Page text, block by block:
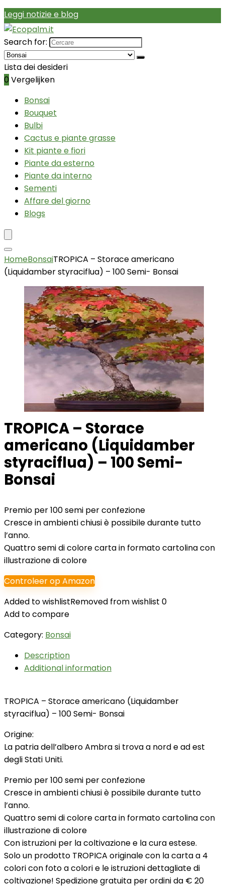
Leggi notizie e blog
Search for:
Lista dei desideri
0 Vergelijken
Bonsai
Bouquet
Bulbi
Cactus e piante grasse
Kit piante e fiori
Piante da esterno
Piante da interno
Sementi
Affare del giorno
Blogs
HomeBonsaiTROPICA – Storace americano
(Liquidamber styraciflua) – 100 Semi- Bonsai
TROPICA – Storace
americano (Liquidamber
styraciflua) – 100 Semi-
Bonsai
Premio per 100 semi per confezione
Cresce in ambienti chiusi è possibile durante tutto
l’anno.
Quattro semi di colore carta in formato cartolina con
illustrazione di colore
Controleer op Amazon
Added to wishlistRemoved from wishlist 0
Add to compare
Category: Bonsai
Description
Additional information
TROPICA – Storace americano (Liquidamber
styraciflua) – 100 Semi- Bonsai
Origine:
La patria dell’albero Ambra si trova a nord e ad est
degli Stati Uniti.
Premio per 100 semi per confezione
Cresce in ambienti chiusi è possibile durante tutto
l’anno.
Quattro semi di colore carta in formato cartolina con
illustrazione di colore
Con istruzioni per la coltivazione e la cura estese.
Solo un prodotto TROPICA originale con la carta a 4
colori con foto a colori e le istruzioni dettagliate di
coltivazione! Spedizione gratuita per ordini da € 20